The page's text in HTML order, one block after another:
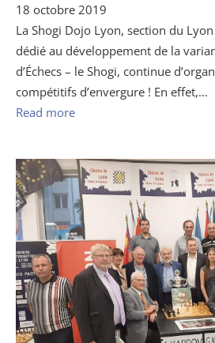
18 octobre 2019
La Shogi Dojo Lyon, section du
dédié au développement de la
d’Échecs – le Shogi, continue
compétitifs d’envergure ! En effet,…
Read more